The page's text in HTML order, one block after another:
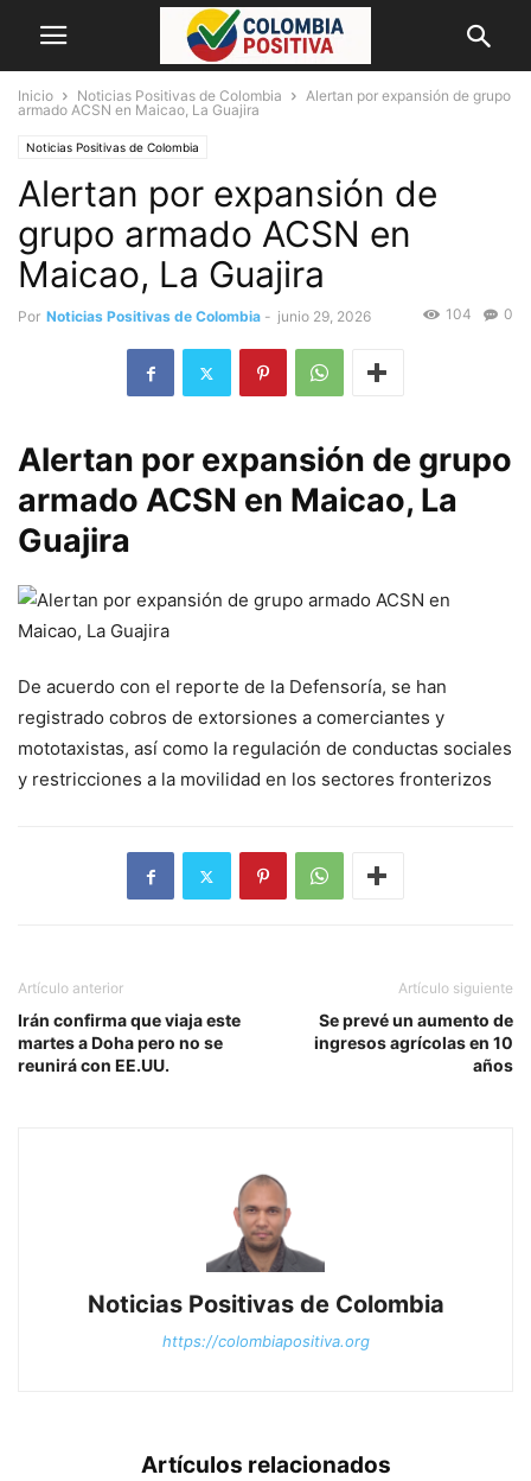
Inicio Noticias Positivas de Colombia
Alertan por expansión de grupo
armado ACSN en Maicao, La Guajira
Noticias Positivas de Colombia
Alertan por expansión de
grupo armado ACSN en
Maicao, La Guajira
Por Noticias Positivas de Colombia - junio 29, 2026 0
104
Alertan por expansión de grupo
armado ACSN en Maicao, La
Guajira
De acuerdo con el reporte de la Defensoría, se han
registrado cobros de extorsiones a comerciantes y
mototaxistas, así como la regulación de conductas sociales
y restricciones a la movilidad en los sectores fronterizos
Artículo anterior
Irán confirma que viaja este
martes a Doha pero no se
reunirá con EE.UU.
Artículo siguiente
Se prevé un aumento de
ingresos agrícolas en 10
años
Noticias Positivas de Colombia
https://colombiapositiva.org
Artículos relacionados